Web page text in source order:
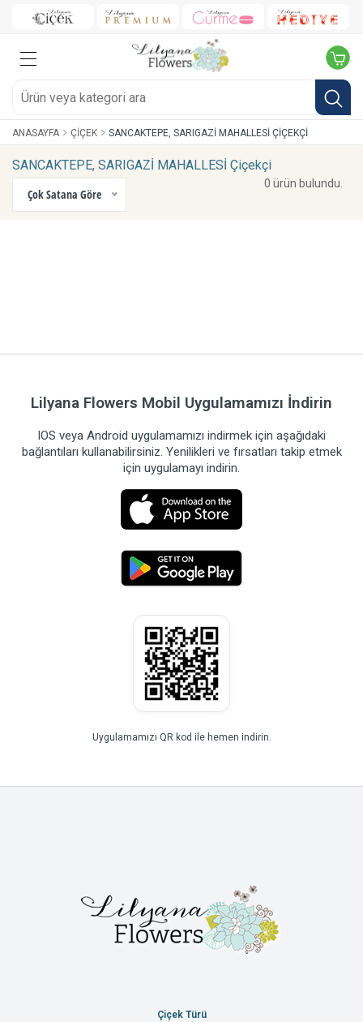
ANASAYFA ÇIÇEK SANCAKTEPE, SARIGAZİ MAHALLESİ ÇIÇEKÇI
SANCAKTEPE, SARIGAZİ MAHALLESİ Çiçekçi
Çok Satana Göre
0 ürün bulundu.
Lilyana Flowers Mobil Uygulamamızı İndirin
IOS veya Android uygulamamızı indirmek için aşağıdaki
bağlantıları kullanabilirsiniz. Yenilikleri ve fırsatları takip etmek
için uygulamayı indirin.
Uygulamamızı QR kod ile hemen indirin.
Çiçek Türü